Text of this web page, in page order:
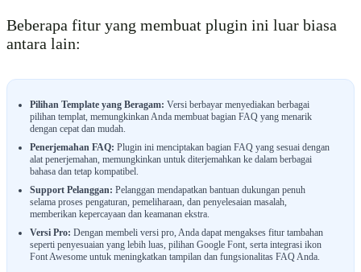
Beberapa fitur yang membuat plugin ini luar biasa
antara lain:
Pilihan Template yang Beragam: Versi berbayar menyediakan berbagai
pilihan templat, memungkinkan Anda membuat bagian FAQ yang menarik
dengan cepat dan mudah.
Penerjemahan FAQ: Plugin ini menciptakan bagian FAQ yang sesuai dengan
alat penerjemahan, memungkinkan untuk diterjemahkan ke dalam berbagai
bahasa dan tetap kompatibel.
Support Pelanggan: Pelanggan mendapatkan bantuan dukungan penuh
selama proses pengaturan, pemeliharaan, dan penyelesaian masalah,
memberikan kepercayaan dan keamanan ekstra.
Versi Pro: Dengan membeli versi pro, Anda dapat mengakses fitur tambahan
seperti penyesuaian yang lebih luas, pilihan Google Font, serta integrasi ikon
Font Awesome untuk meningkatkan tampilan dan fungsionalitas FAQ Anda.